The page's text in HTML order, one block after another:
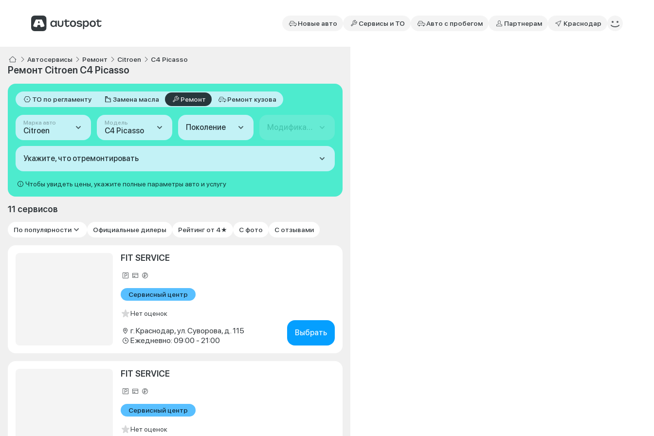
Новые авто Сервисы и ТО Авто с пробегом Партнерам Краснодар
Автосервисы Ремонт Citroen C4 Picasso
Ремонт Citroen C4 Picasso
ТО по регламенту Замена масла Ремонт Ремонт кузова
Марка авто
Citroen
Модель
C4 Picasso Поколение Модификация
Укажите, что отремонтировать
Чтобы увидеть цены, укажите полные параметры авто и услугу
11 сервисов
По популярности Официальные дилеры Рейтинг от 4★ С фото С отзывами
FIT SERVICE
Сервисный центр
Нет оценок
г. Краснодар, ул. Суворова, д. 115
Ежедневно: 09:00 - 21:00
Выбрать
FIT SERVICE
Сервисный центр
Нет оценок